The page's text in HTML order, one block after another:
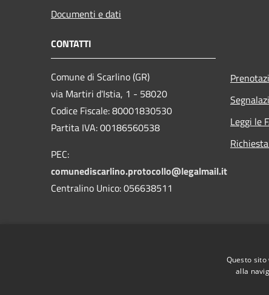
Documenti e dati
CONTATTI
Comune di Scarlino (GR)
via Martiri d'Istia, 1 - 58020
Codice Fiscale: 80001830530
Partita IVA: 00186560538
PEC:
comunediscarlino.protocollo@legalmail.it
Centralino Unico: 056638511
Leggi le
Questo
alla